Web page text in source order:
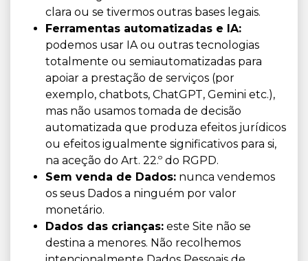
clara ou se tivermos outras bases legais.
Ferramentas automatizadas e IA:
podemos usar IA ou outras tecnologias
totalmente ou semiautomatizadas para
apoiar a prestação de serviços (por
exemplo, chatbots, ChatGPT, Gemini etc.),
mas não usamos tomada de decisão
automatizada que produza efeitos jurídicos
ou efeitos igualmente significativos para si,
na aceção do Art. 22.º do RGPD.
Sem venda de Dados: nunca vendemos
os seus Dados a ninguém por valor
monetário.
Dados das crianças: este Site não se
destina a menores. Não recolhemos